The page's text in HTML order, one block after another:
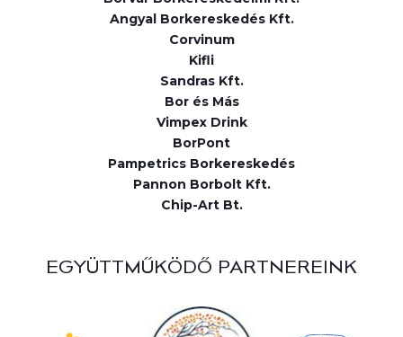
Angyal Borkereskedés Kft.
Corvinum
Kifli
Sandras Kft.
Bor és Más
Vimpex Drink
BorPont
Pampetrics Borkereskedés
Pannon Borbolt Kft.
Chip-Art Bt.
EGYÜTTMŰKÖDŐ PARTNEREINK